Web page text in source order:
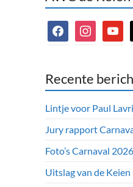
facebookinstagram
Recente
Lintje voor Paul
Jury rapport
Foto’s Carnaval 2026
Uitslag van de